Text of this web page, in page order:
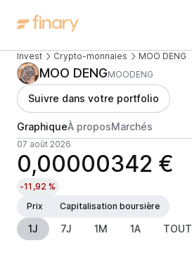
Invest Crypto-monnaies MOO DENG
MOO DENGMOODENG
Suivre dans votre portfolio
GraphiqueÀ proposMarchés
07 août 2026
0,00000342 €
-11,92 %
Prix
Capitalisation boursière
1J 7J 1M 1A TOUT